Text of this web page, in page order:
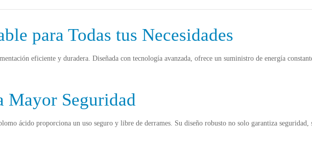
para Todas tus Necesidades
eficiente y duradera. Diseñada con tecnología avanzada, ofrece un suministro de energía
Mayor Seguridad
ácido proporciona un uso seguro y libre de derrames. Su diseño robusto no solo garantiza